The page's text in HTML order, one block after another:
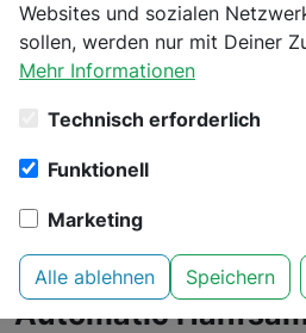
Sensi Seeds -
Automatic
Websites und sozialen
sollen, werden nur mit Deiner
Mehr Informationen
Technisch erforderlich
Funktionell
Marketing
Alle ablehnen Speichern